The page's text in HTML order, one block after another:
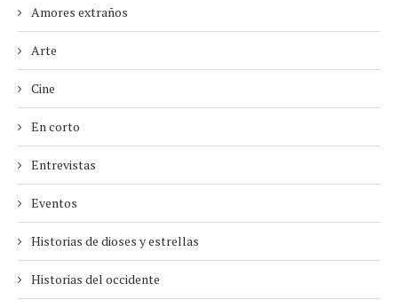
Amores extraños
Arte
Cine
En corto
Entrevistas
Eventos
Historias de dioses y estrellas
Historias del occidente